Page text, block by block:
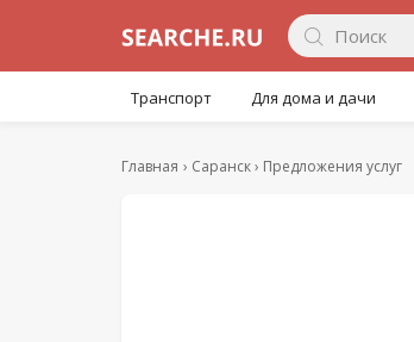
Транспорт Для дома и дачи
Главная Саранск Предложения услуг